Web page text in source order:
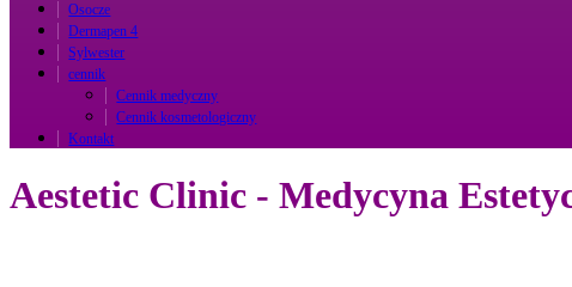
Osocze
Dermapen 4
Sylwester
cennik
Cennik medyczny
Cennik kosmetologiczny
Kontakt
Aestetic Clinic - Medycyna